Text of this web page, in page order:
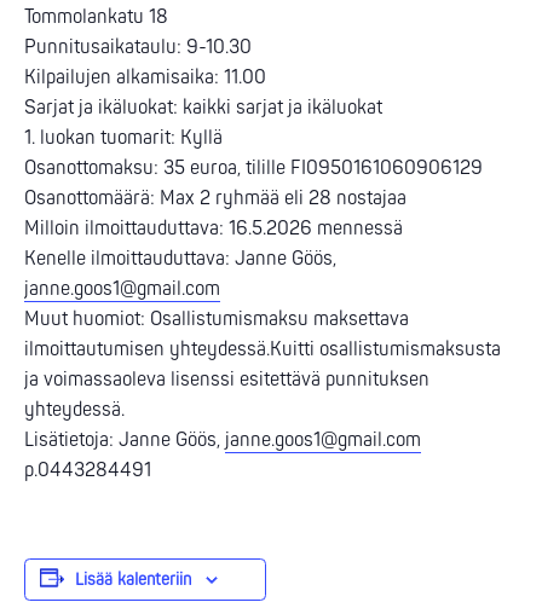
Tommolankatu 18
Punnitusaikataulu: 9-10.30
Kilpailujen alkamisaika: 11.00
Sarjat ja ikäluokat: kaikki sarjat ja ikäluokat
1. luokan tuomarit: Kyllä
Osanottomaksu: 35 euroa, tilille FI0950161060906129
Osanottomäärä: Max 2 ryhmää eli 28 nostajaa
Milloin ilmoittauduttava: 16.5.2026 mennessä
Kenelle ilmoittauduttava: Janne Göös,
janne.goos1@gmail.com
Muut huomiot: Osallistumismaksu maksettava
ilmoittautumisen yhteydessä.Kuitti osallistumismaksusta
ja voimassaoleva lisenssi esitettävä punnituksen
yhteydessä.
Lisätietoja: Janne Göös, janne.goos1@gmail.com
p.0443284491
Lisää kalenteriin